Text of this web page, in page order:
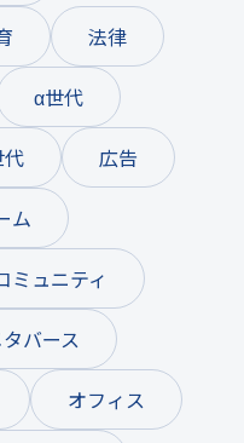
法律
α世代
代 広告
ム
ミュニティ
バース
オフィス